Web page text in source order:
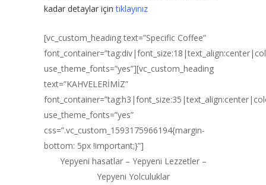
kadar detaylar içintıklayınız
[vc_custom_heading text=”Specific Coffee”
use_theme_fonts=”yes”][vc_custom_heading
text=”KAHVELERİMİZ”
use_theme_fonts=”yes”
css=”.vc_custom_1593175966194{margin-
bottom: 5px !important;}”]
Yepyeni hasatlar – Yepyeni Lezzetler –
Yepyeni Yolculuklar